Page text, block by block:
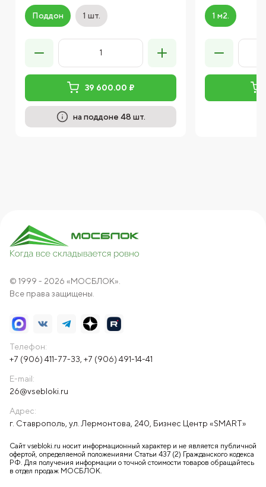
Поддон 1 шт.
39 600.00 ₽
на поддоне 48 шт.
1 м2.
© 1999 - 2026 «МОСБЛОК».
Все права защищены.
Телефон:
+7 (906) 411-77-33 +7 (906) 491-14-41
E-mail:
26@vsebloki.ru
Адрес:
г. Ставрополь, ул. Лермонтова, 240, Бизнес Центр «SMART»
Сайт vsebloki.ru носит информационный характер и не является публичной
офертой, определяемой положениями Статьи 437 (2) Гражданского кодекса
РФ. Для получения информации о точной стоимости товаров обращайтесь
в отдел продаж МОСБЛОК.